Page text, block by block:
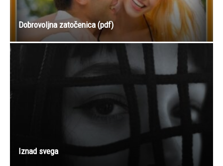
Dobrovoljna zatočenica (pdf)
Iznad svega